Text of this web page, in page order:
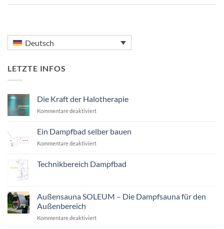
Deutsch
LETZTE INFOS
Die Kraft der Halotherapie
Kommentare deaktiviertfür
der
Halotherapie
Ein Dampfbad selber bauen
Kommentare deaktiviertfür
selber
Technikbereich Dampfbad
Technikbereich
Dampfbad
Außensauna SOLEUM – Die Dampfsauna für den
Außenbereich
Kommentare deaktiviertfür